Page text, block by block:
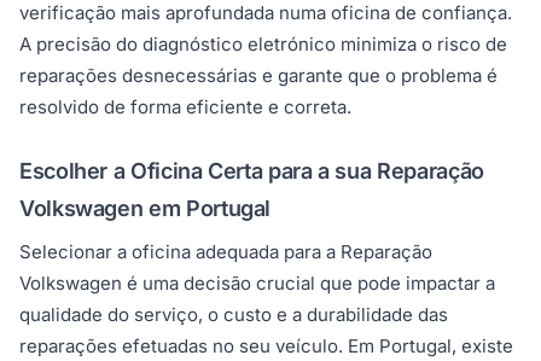
verificação mais aprofundada numa oficina de confiança.
A precisão do diagnóstico eletrónico minimiza o risco de
reparações desnecessárias e garante que o problema é
resolvido de forma eficiente e correta.
Escolher a Oficina Certa para a sua Reparação
Volkswagen em Portugal
Selecionar a oficina adequada para a Reparação
Volkswagen é uma decisão crucial que pode impactar a
qualidade do serviço, o custo e a durabilidade das
reparações efetuadas no seu veículo. Em Portugal, existe